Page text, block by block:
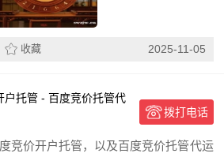
收藏 2025-11-05
户托管 - 百度竞价托管代
拨打电话
竞价开户托管，以及百度竞价托管代运